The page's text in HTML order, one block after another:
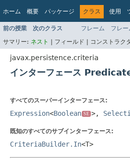
ホーム 概要 パッケージ クラス 使用
前の授業 次のクラス フレーム フレー
サマリー: ネスト | フィールド | コンストラク
javax.persistence.criteria
インターフェース
すべてのスーパーインターフェース:
Expression<Boolean SE >,
既知のすべてのサブインターフェース:
CriteriaBuilder.In<T>